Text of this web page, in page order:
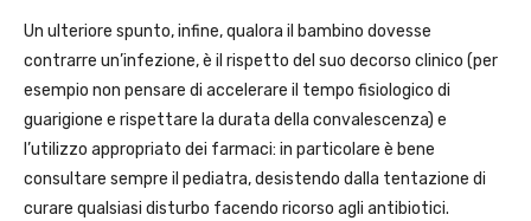
Un ulteriore spunto, infine, qualora il bambino dovesse
contrarre un’infezione, è il rispetto del suo decorso clinico (per
esempio non pensare di accelerare il tempo fisiologico di
guarigione e rispettare la durata della convalescenza) e
l’utilizzo appropriato dei farmaci: in particolare è bene
consultare sempre il pediatra, desistendo dalla tentazione di
curare qualsiasi disturbo facendo ricorso agli antibiotici.